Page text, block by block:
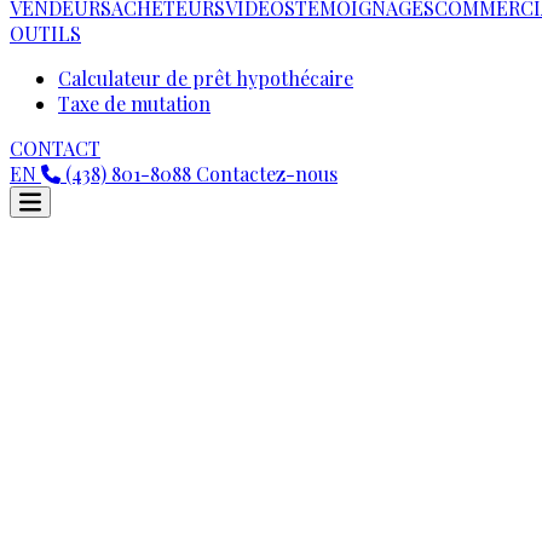
VENDEURSACHETEURSVIDEOSTÉMOIGNAGES
OUTILS
Calculateur de prêt hypothécaire
Taxe de mutation
CONTACT
EN
(438) 801-8088 Contactez-nous